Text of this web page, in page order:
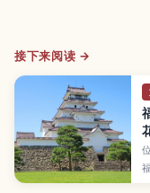
接下来阅读 →